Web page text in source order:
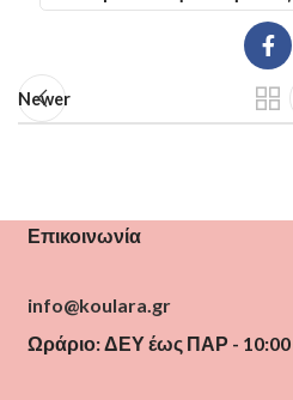
Newer
Επικοινωνία
info@koulara.gr
Ωράριο: ΔΕΥ έως ΠΑΡ - 10:00